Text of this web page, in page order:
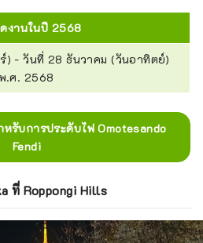
งานในปี 2568
) - วันที่ 28 ธันวาคม (วันอาทิตย์)
พ.ศ. 2568
หรับการประดับไฟ Omotesando
Fendi
ที่ Roppongi Hills